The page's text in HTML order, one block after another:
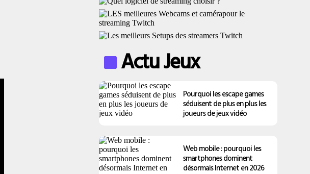
Actu Jeux
Pourquoi les escape games
séduisent de plus en plus les
joueurs de jeux vidéo
Web mobile : pourquoi les
smartphones dominent
désormais Internet en 2026